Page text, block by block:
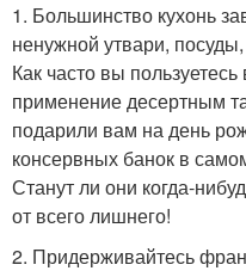
1. Большинство кухонь
ненужной утвари,
Как часто вы
применение десертным
подарили вам на день
консервных банок в
Станут ли они когда-
от всего лишнего!
2. Придерживайтесь